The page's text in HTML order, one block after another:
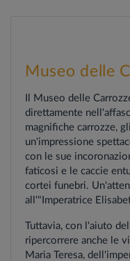
Museo delle
Il Museo delle
direttamente
magnifiche carrozze,
un'impressione
con le sue
faticosi e le caccie
cortei funebri.
all'"Imperatrice
Tuttavia, con l'aiuto
ripercorrere anche le
Maria Teresa,